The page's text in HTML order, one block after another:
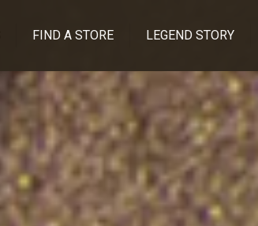
FIND A STORE LEGEND STORY